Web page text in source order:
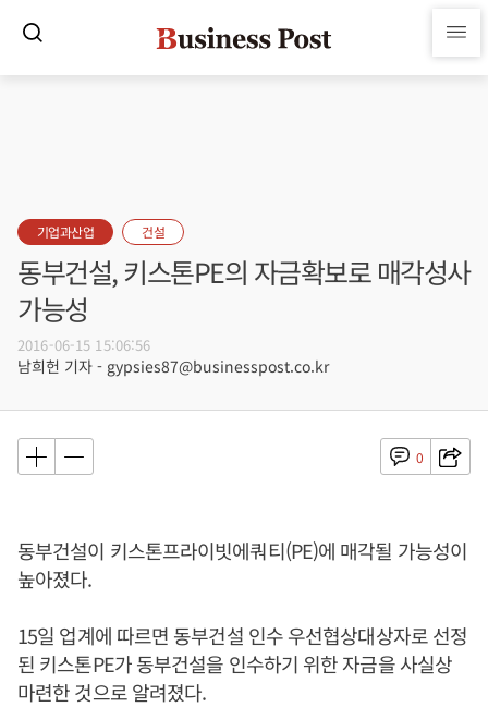
기업과산업 건설
동부건설, 키스톤PE의 자금확보로 매각성사
가능성
2016-06-15 15:06:56
남희헌 기자 - gypsies87@businesspost.co.kr
0
동부건설이 키스톤프라이빗에쿼티(PE)에 매각될 가능성이
높아졌다.
15일 업계에 따르면 동부건설 인수 우선협상대상자로 선정
된 키스톤PE가 동부건설을 인수하기 위한 자금을 사실상
마련한 것으로 알려졌다.